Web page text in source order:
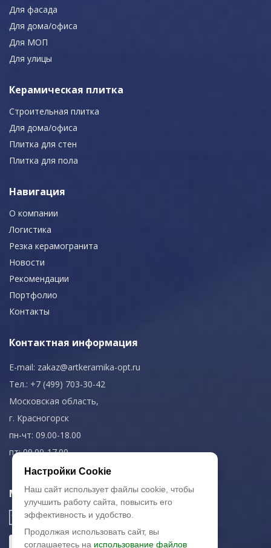
Для фасада
Для дома/офиса
Для МОП
Для улицы
Керамическая плитка
Строительная плитка
Для дома/офиса
Плитка для стен
Плитка для пола
Навигация
О компании
Логистика
Резка керамогранита
Новости
Рекомендации
Портфолио
Контакты
Контактная информация
E-mail: zakaz@artkeramika-opt.ru
Тел.: +7 (499) 703-30-42
Московская область,
г. Красногорск
пн-чт: 09.00-18.00
пт: 09.00-17.00
Мы в соц. сетях
Настройки Cookie
Наш сайт использует файлы cookie, чтобы
улучшить работу сайта, повысить его
эффективность и удобство.
Продолжая использовать сайт, вы
соглашаетесь на использование файлов